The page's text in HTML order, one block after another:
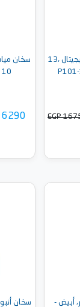
سخان فورى كهرباء بيورتي، ديجيتال ،13
EGP
سخان
10 لتر، ابيض - 945105580
6290
ديجيتال، 6 لتر، أبيض -